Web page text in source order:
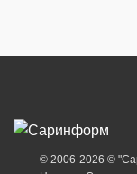
© 2006-2026 ©